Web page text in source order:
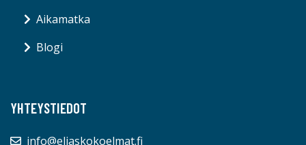
Aikamatka
Blogi
YHTEYSTIEDOT
info@eliaskokoelmat.fi